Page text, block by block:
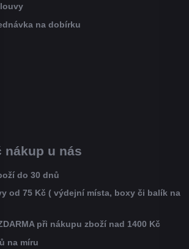
na dobírku
nákup u nás
do 30 dnů
od 75 Kč ( výdejní místa, boxy či balík na
při nákupu zboží nad 1400 Kč
na míru